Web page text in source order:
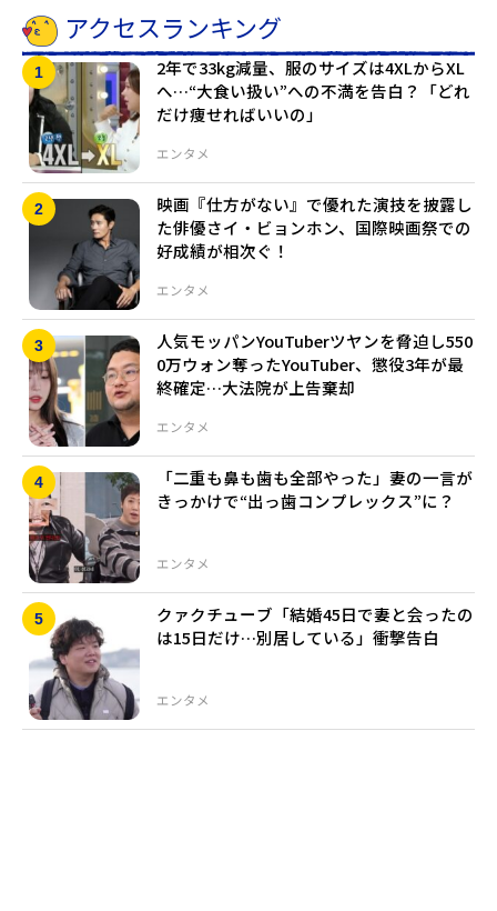
アクセスランキング
エンタメ
2年で33kg減量、服のサイズは4XLからXL
へ…“大食い扱い”への不満を告白？「どれ
だけ痩せればいいの」
エンタメ
映画『仕方がない』で優れた演技を披露し
た俳優さイ・ビョンホン、国際映画祭での
好成績が相次ぐ！
エンタメ
人気モッパンYouTuberツヤンを脅迫し550
0万ウォン奪ったYouTuber、懲役3年が最
終確定…大法院が上告棄却
エンタメ
「二重も鼻も歯も全部やった」妻の一言が
きっかけで“出っ歯コンプレックス”に？
エンタメ
クァクチューブ「結婚45日で妻と会ったの
は15日だけ…別居している」衝撃告白